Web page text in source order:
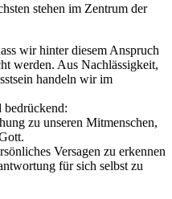
stehen im Zentrum der
wir hinter diesem Anspruch
werden. Aus Nachlässigkeit,
handeln wir im
bedrückend:
zu unseren Mitmenschen,
Versagen zu erkennen
für sich selbst zu